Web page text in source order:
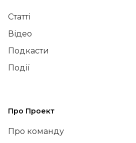
Статті
Відео
Подкасти
Події
Про Проект
Про команду